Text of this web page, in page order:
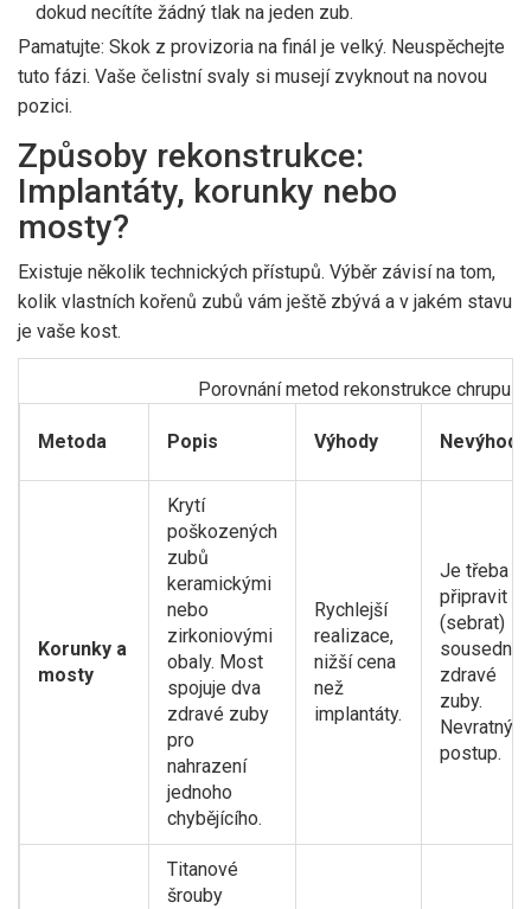
dokud necítíte žádný tlak na jeden zub.
Pamatujte: Skok z provizoria na finál je velký. Neuspěchejte
tuto fázi. Vaše čelistní svaly si musejí zvyknout na novou
pozici.
Způsoby rekonstrukce:
Implantáty, korunky nebo
mosty?
Existuje několik technických přístupů. Výběr závisí na tom,
kolik vlastních kořenů zubů vám ještě zbývá a v jakém stavu
je vaše kost.
Porovnání metod rekonstrukce chrupu
Metoda Popis Výhody Nevýhody
Korunky a
mosty
Krytí
poškozených
zubů
keramickými
nebo
zirkoniovými
obaly. Most
spojuje dva
zdravé zuby
pro
nahrazení
jednoho
chybějícího.
Rychlejší
realizace,
nižší cena
než
implantáty.
Je třeba
připravit
(sebrat)
sousední
zdravé
zuby.
Nevratný
postup.
Titanové
šrouby